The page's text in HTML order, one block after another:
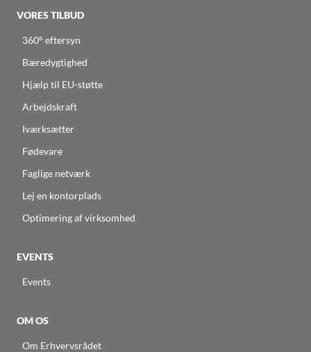
VORES TILBUD
360° eftersyn
Bæredygtighed
Hjælp til EU-støtte
Arbejdskraft
Iværksætter
Fødevare
Faglige netværk
Lej en kontorplads
Optimering af virksomhed
EVENTS
Events
OM OS
Om Erhvervsrådet